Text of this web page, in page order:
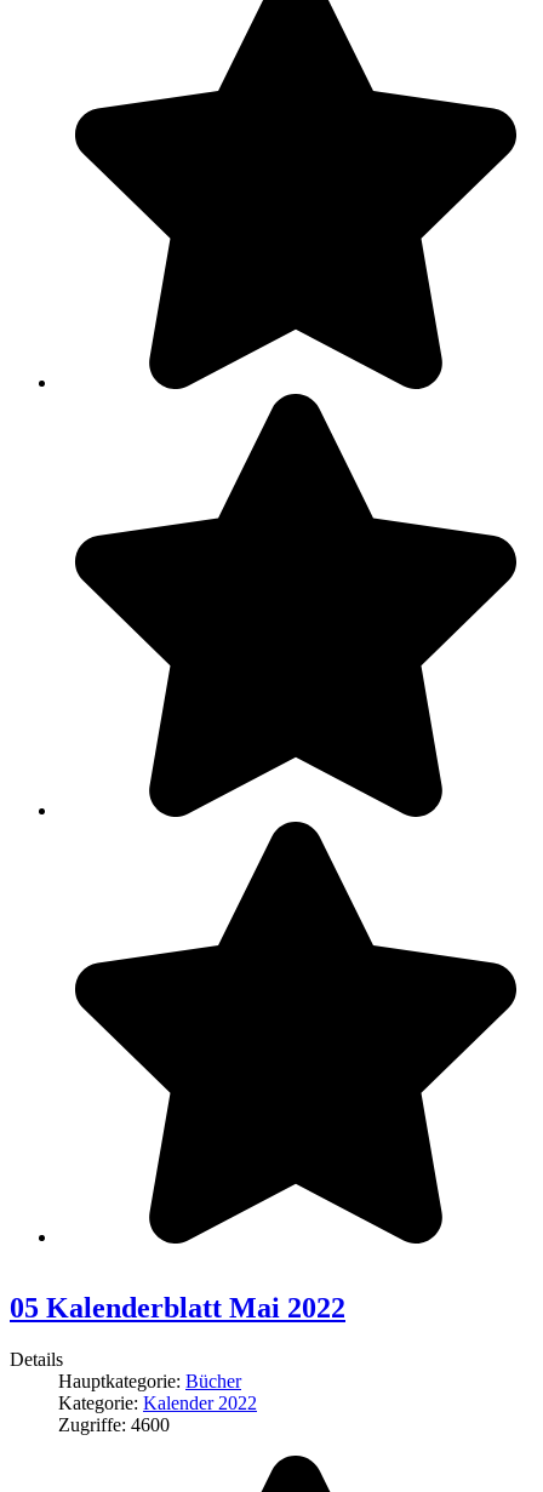
05 Kalenderblatt Mai 2022
Details
Hauptkategorie: Bücher
Kategorie: Kalender 2022
Zugriffe: 4600